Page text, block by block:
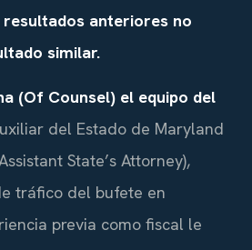
anteriores no
similar.
(Of Counsel) el equipo del
del Estado de Maryland
State’s Attorney),
tráfico del bufete en
previa como fiscal le